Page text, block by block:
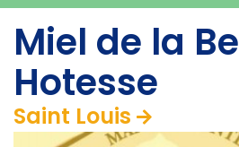
Miel de la
Hotesse
Saint Louis